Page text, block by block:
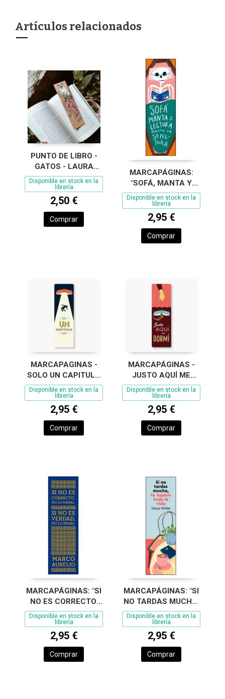
Artículos relacionados
PUNTO DE LIBRO -
GATOS - LAURA
AGUSTÍ
Disponible en stock en la
librería
2,50 €
Comprar
MARCAPÁGINAS:
"SOFÁ, MANTA Y
LECTURA HASTA LA
SEPU
Disponible en stock en la
librería
2,95 €
Comprar
MARCAPAGINAS -
SOLO UN CAPITULO
MAS
Disponible en stock en la
librería
2,95 €
Comprar
MARCAPÁGINAS -
JUSTO AQUÍ ME
DORMÍ
Disponible en stock en la
librería
2,95 €
Comprar
MARCAPÁGINAS: "SI
NO ES CORRECTO,
NO LO HAGAS. SI
Disponible en stock en la
librería
2,95 €
Comprar
MARCAPÁGINAS: "SI
NO TARDAS MUCHO,
TE ESPERO TODA
Disponible en stock en la
librería
2,95 €
Comprar